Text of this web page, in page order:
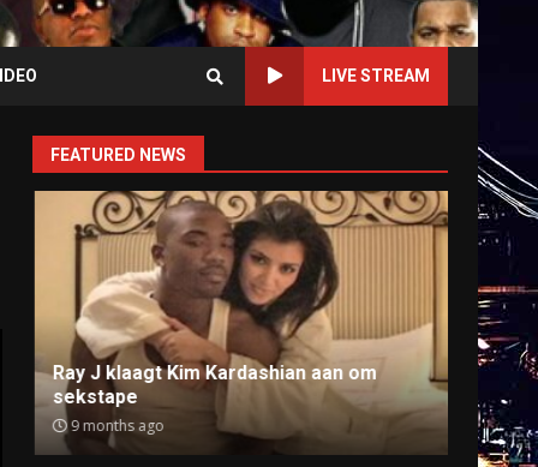
LIVE STREAM
FEATURED NEWS
Ray J klaagt Kim Kardashian aan om
sekstape
9 months ago
Anti-
9